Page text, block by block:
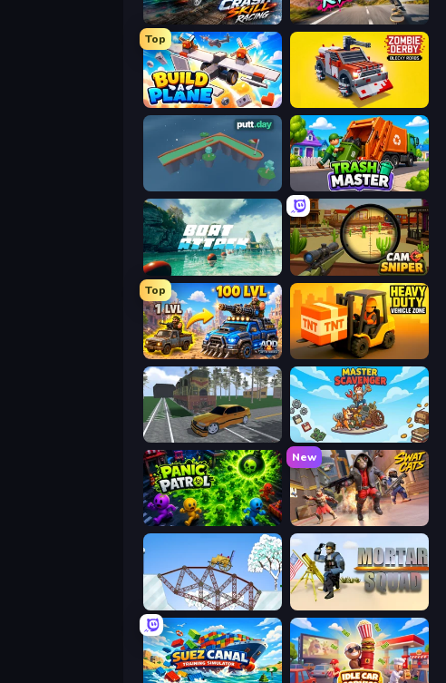
Crash Skill Racing Downhill Racer
Top
Build A Plane
Trash Master
Boat Attack Camo Sniper
Top
AOD - Art Of Defense
Obby: Car Crash Sandbox Master Scavenger
Panic Patrol
New
SWAT Cats
Railway Bridge Mortar Squad